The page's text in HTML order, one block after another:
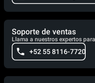
Soporte de ventas
Llama a nuestros expertos
+52 55 8116-7720